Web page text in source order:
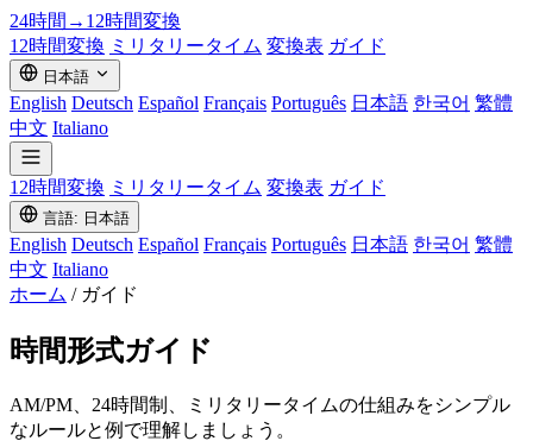
24時間→12時間変換
12時間変換 ミリタリータイム 変換表 ガイド
日本語
English Deutsch Español Français Português 日本語 한국어 繁體
中文 Italiano
12時間変換 ミリタリータイム 変換表 ガイド
言語: 日本語
English Deutsch Español Français Português 日本語 한국어 繁體
中文 Italiano
ホーム / ガイド
時間形式ガイド
AM/PM、24時間制、ミリタリータイムの仕組みをシンプル
なルールと例で理解しましょう。